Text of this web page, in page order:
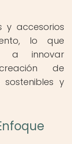
y accesorios
lo que
a innovar
de
y